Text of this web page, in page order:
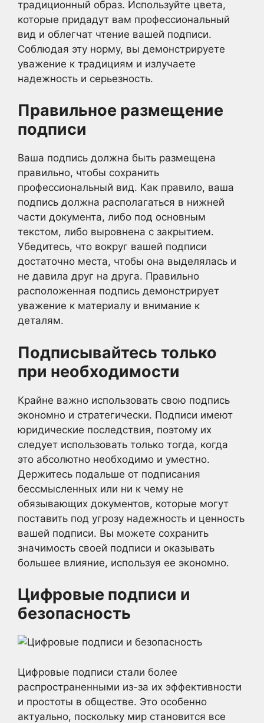
традиционный образ. Используйте цвета,
которые придадут вам профессиональный
вид и облегчат чтение вашей подписи.
Соблюдая эту норму, вы демонстрируете
уважение к традициям и излучаете
надежность и серьезность.
Правильное размещение
подписи
Ваша подпись должна быть размещена
правильно, чтобы сохранить
профессиональный вид. Как правило, ваша
подпись должна располагаться в нижней
части документа, либо под основным
текстом, либо выровнена с закрытием.
Убедитесь, что вокруг вашей подписи
достаточно места, чтобы она выделялась и
не давила друг на друга. Правильно
расположенная подпись демонстрирует
уважение к материалу и внимание к
деталям.
Подписывайтесь только
при необходимости
Крайне важно использовать свою подпись
экономно и стратегически. Подписи имеют
юридические последствия, поэтому их
следует использовать только тогда, когда
это абсолютно необходимо и уместно.
Держитесь подальше от подписания
бессмысленных или ни к чему не
обязывающих документов, которые могут
поставить под угрозу надежность и ценность
вашей подписи. Вы можете сохранить
значимость своей подписи и оказывать
большее влияние, используя ее экономно.
Цифровые подписи и
безопасность
Цифровые подписи стали более
распространенными из-за их эффективности
и простоты в обществе. Это особенно
актуально, поскольку мир становится все